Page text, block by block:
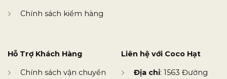
Chính sách kiểm hàng
Hỗ Trợ Khách Hàng
Chính sách vận chuyển
Liên hệ với Coco Hạt
Địa chỉ: 1563 Đường